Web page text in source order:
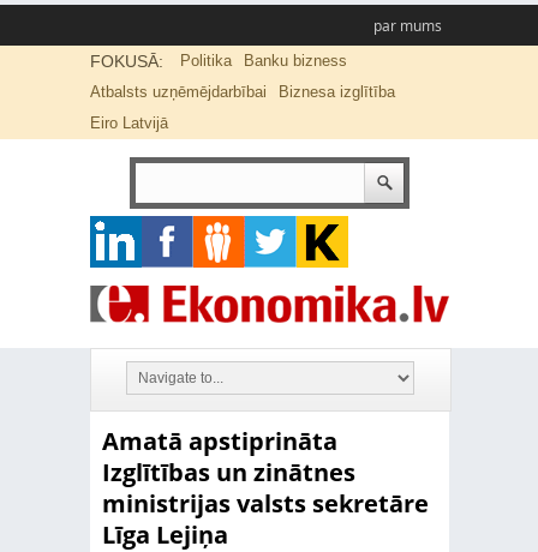
par mums
FOKUSĀ: Politika
Banku bizness
Atbalsts uzņēmējdarbībai
Biznesa izglītība
Eiro Latvijā
Amatā apstiprināta
Izglītības un zinātnes
ministrijas valsts sekretāre
Līga Lejiņa